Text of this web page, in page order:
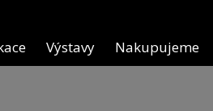
Výstavy Nakupujeme